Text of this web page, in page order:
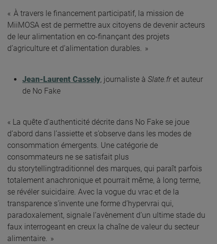
« À travers le financement participatif, la mission de
MiiMOSA est de permettre aux citoyens de devenir acteurs
de leur alimentation en co-finançant des projets
d’agriculture et d’alimentation durables. »
Jean-Laurent Cassely, journaliste à Slate.fret auteur
de No Fake
« La quête d’authenticité décrite dans No Fake se joue
d’abord dans l’assiette et s’observe dans les modes de
consommation émergents. Une catégorie de
consommateurs ne se satisfait plus
du storytellingtraditionnel des marques, qui paraît parfois
totalement anachronique et pourrait même, à long terme,
se révéler suicidaire. Avec la vogue du vrac et de la
transparence s’invente une forme d’hypervrai qui,
paradoxalement, signale l’avènement d’un ultime stade du
faux interrogeant en creux la chaîne de valeur du secteur
alimentaire. »